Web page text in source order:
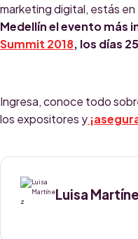
marketing digital, estás
Medellín el evento más
Summit 2018, los días
Ingresa, conoce todo
los expositores y
Luisa